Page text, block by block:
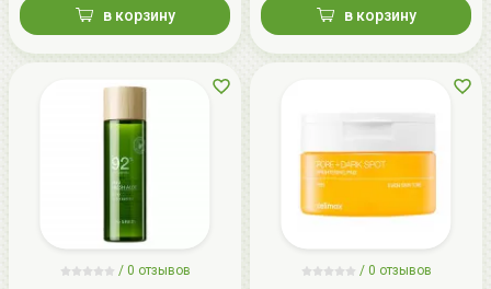
в корзину в корзину
/ 0 отзывов
/ 0 отзывов